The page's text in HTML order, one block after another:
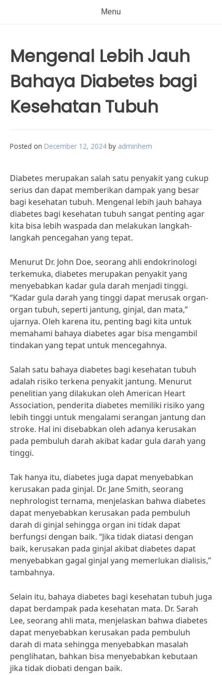
Menu
Mengenal Lebih Jauh
Bahaya Diabetes bagi
Kesehatan Tubuh
Posted on December 12, 2024 by adminhem
Diabetes merupakan salah satu penyakit yang cukup
serius dan dapat memberikan dampak yang besar
bagi kesehatan tubuh. Mengenal lebih jauh bahaya
diabetes bagi kesehatan tubuh sangat penting agar
kita bisa lebih waspada dan melakukan langkah-
langkah pencegahan yang tepat.
Menurut Dr. John Doe, seorang ahli endokrinologi
terkemuka, diabetes merupakan penyakit yang
menyebabkan kadar gula darah menjadi tinggi.
“Kadar gula darah yang tinggi dapat merusak organ-
organ tubuh, seperti jantung, ginjal, dan mata,”
ujarnya. Oleh karena itu, penting bagi kita untuk
memahami bahaya diabetes agar bisa mengambil
tindakan yang tepat untuk mencegahnya.
Salah satu bahaya diabetes bagi kesehatan tubuh
adalah risiko terkena penyakit jantung. Menurut
penelitian yang dilakukan oleh American Heart
Association, penderita diabetes memiliki risiko yang
lebih tinggi untuk mengalami serangan jantung dan
stroke. Hal ini disebabkan oleh adanya kerusakan
pada pembuluh darah akibat kadar gula darah yang
tinggi.
Tak hanya itu, diabetes juga dapat menyebabkan
kerusakan pada ginjal. Dr. Jane Smith, seorang
nephrologist ternama, menjelaskan bahwa diabetes
dapat menyebabkan kerusakan pada pembuluh
darah di ginjal sehingga organ ini tidak dapat
berfungsi dengan baik. “Jika tidak diatasi dengan
baik, kerusakan pada ginjal akibat diabetes dapat
menyebabkan gagal ginjal yang memerlukan dialisis,”
tambahnya.
Selain itu, bahaya diabetes bagi kesehatan tubuh juga
dapat berdampak pada kesehatan mata. Dr. Sarah
Lee, seorang ahli mata, menjelaskan bahwa diabetes
dapat menyebabkan kerusakan pada pembuluh
darah di mata sehingga menyebabkan masalah
penglihatan, bahkan bisa menyebabkan kebutaan
jika tidak diobati dengan baik.